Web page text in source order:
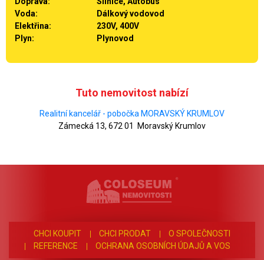
Voda:
Dálkový vodovod
Elektřina:
230V, 400V
Plyn:
Plynovod
Tuto nemovitost nabízí
Realitní kancelář - pobočka MORAVSKÝ KRUMLOV
Zámecká 13, 672 01 Moravský Krumlov
CHCI KOUPIT CHCI PRODAT
O SPOLEČNOSTI
REFERENCE
OCHRANA OSOBNÍCH ÚDAJŮ A VOS